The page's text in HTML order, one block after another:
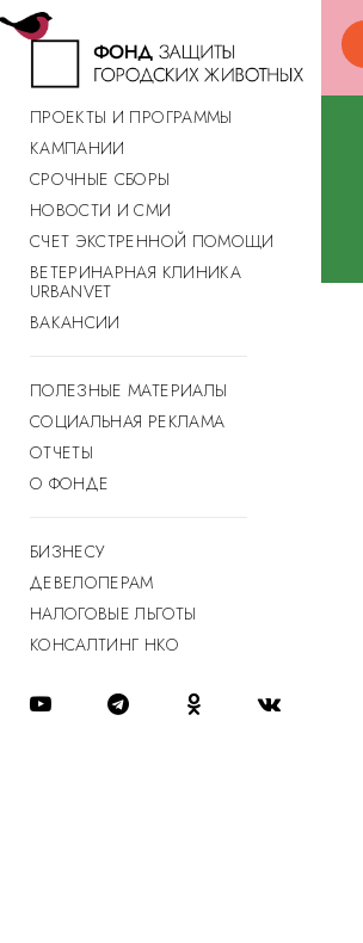
ПРОЕКТЫ И ПРОГРАММЫ
КАМПАНИИ
СРОЧНЫЕ СБОРЫ
НОВОСТИ И СМИ
СЧЕТ ЭКСТРЕННОЙ ПОМОЩИ
ВЕТЕРИНАРНАЯ КЛИНИКА
URBANVET
ВАКАНСИИ
ПОЛЕЗНЫЕ МАТЕРИАЛЫ
СОЦИАЛЬНАЯ РЕКЛАМА
ОТЧЕТЫ
О ФОНДЕ
БИЗНЕСУ
ДЕВЕЛОПЕРАМ
НАЛОГОВЫЕ ЛЬГОТЫ
КОНСАЛТИНГ НКО